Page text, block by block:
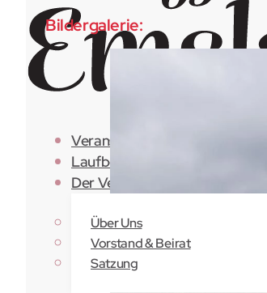
Veranstaltungen
Laufberichte
Der Verein
Über Uns
Vorstand & Beirat
Satzung
Bildergalerie: